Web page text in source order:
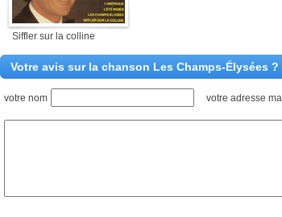
Siffler sur la colline
Votre avis sur la chanson Les Champs-Élysées ?
votre nom votre adresse